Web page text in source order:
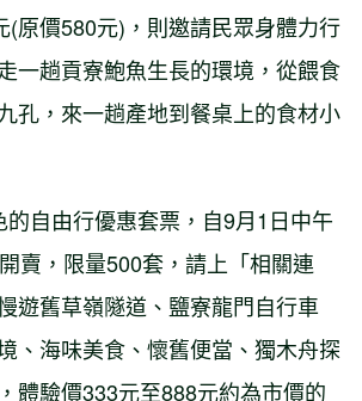
(原價580元)，則邀請民眾身體力行
一趟貢寮鮑魚生長的環境，從餵食
孔，來一趟產地到餐桌上的食材小
自由行優惠套票，自9月1日中午
賣，限量500套，請上「相關連
遊舊草嶺隧道、鹽寮龍門自行車
、海味美食、懷舊便當、獨木舟探
體驗價333元至888元約為市價的